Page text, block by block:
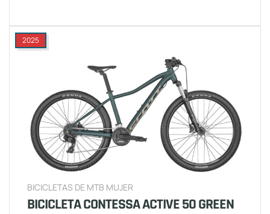
2025
BICICLETAS DE MTB MUJER
BICICLETA CONTESSA ACTIVE 50 GREEN